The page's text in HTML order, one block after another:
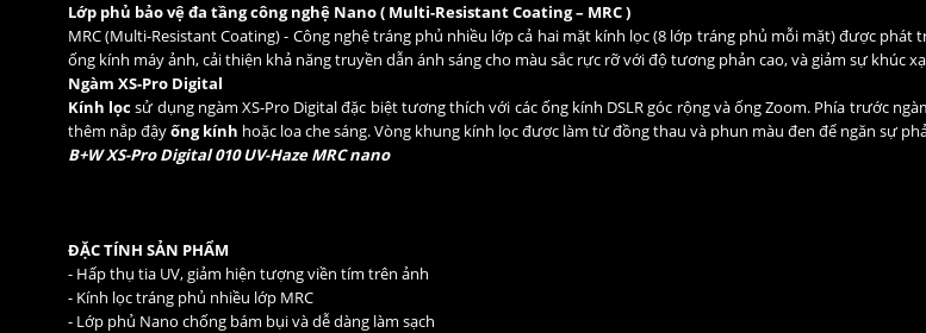
Lớp phủ bảo vệ đa tầng công nghệ Nano ( Multi-Resistant Coating – MRC )
MRC (Multi-Resistant Coating) - Công nghệ tráng phủ nhiều lớp cả hai mặt kính lọc (8 lớp tráng phủ mỗi mặt) được phát
ống kính máy ảnh, cải thiện khả năng truyền dẫn ánh sáng cho màu sắc rực rỡ với độ tương phản cao, và giảm sự khúc
Ngàm XS-Pro Digital
Kính lọcsử dụng ngàm XS-Pro Digital đặc biệt tương thích với các ống kính DSLR góc rộng và ống Zoom. Phía trước
thêm nắp đậyống kính hoặc loa che sáng. Vòng khung kính lọc được làm từ đồng thau và phun màu đen để ngăn sự
B+W XS-Pro Digital 010 UV-Haze MRC nano
ĐẶC TÍNH SẢN PHẨM
- Hấp thụ tia UV, giảm hiện tượng viền tím trên ảnh
- Kính lọc tráng phủ nhiều lớp MRC
- Lớp phủ Nano chống bám bụi và dễ dàng làm sạch